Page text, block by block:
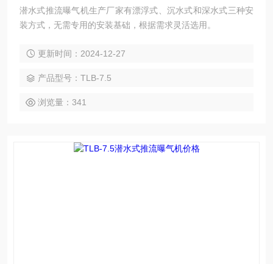
潜水式推流曝气机生产厂家有漂浮式、沉水式和深水式三种安
装方式，无需专用的安装基础，根据需求灵活选用。
更新时间：2024-12-27
产品型号：TLB-7.5
浏览量：341